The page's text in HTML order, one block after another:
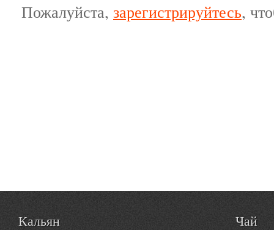
Пожалуйста, зарегистрируйтесь,
Кальян Чай